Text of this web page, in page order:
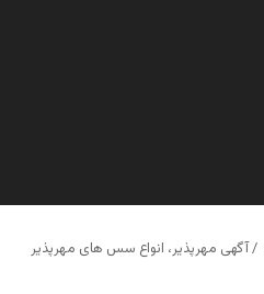
/آگهی مهرپذیر، انواع سس های مهرپذیر